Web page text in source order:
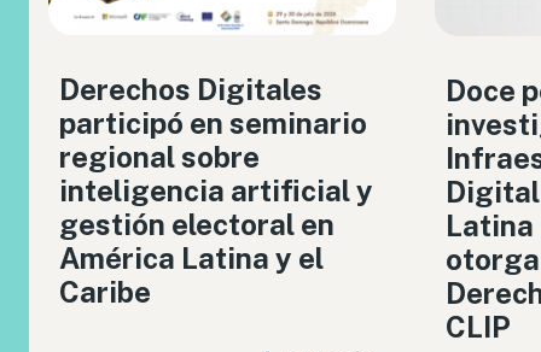
Derechos Digitales
participó en seminario
regional sobre
inteligencia artificial y
gestión electoral en
América Latina y el
Caribe
Doce
Latina
CLIP